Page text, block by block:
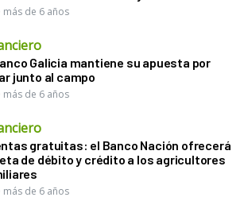
más de 6 años
Galicia mantiene su apuesta por
junto al campo
más de 6 años
gratuitas: el Banco Nación ofrecerá
de débito y crédito a los agricultores
más de 6 años